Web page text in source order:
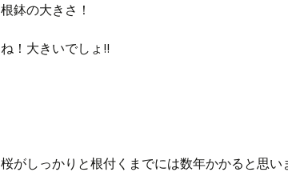
根鉢の大きさ！
ね！大きいでしょ!!
桜がしっかりと根付くまでには数年かかると思い